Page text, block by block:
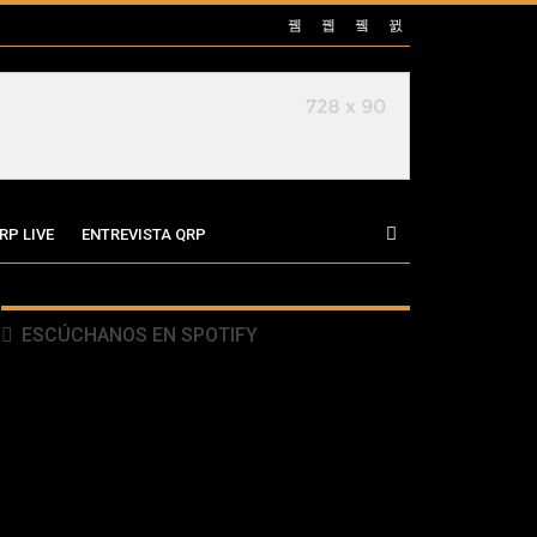
LIVE ENTREVISTA QRP
ESCÚCHANOS EN SPOTIFY